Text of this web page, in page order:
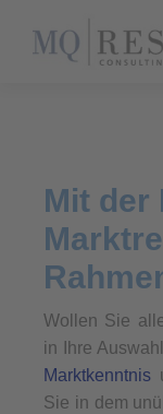
Mit der
Wollen Sie
in Ihre
Marktkenntnis
Sie in dem